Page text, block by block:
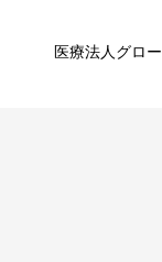
医療法人グロ